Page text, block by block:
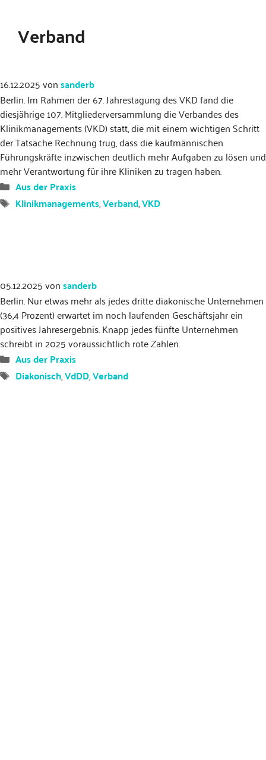
Verband
16.12.2025vonsanderb
Berlin. Im Rahmen der 67. Jahrestagung des VKD fand die
diesjährige 107. Mitgliederversammlung die Verbandes des
Klinikmanagements (VKD) statt, die mit einem wichtigen Schritt
der Tatsache Rechnung trug, dass die kaufmännischen
Führungskräfte inzwischen deutlich mehr Aufgaben zu lösen und
mehr Verantwortung für ihre Kliniken zu tragen haben.
Kategorien
Aus der Praxis
Schlagwörter
Klinikmanagements,Verband,VKD
05.12.2025vonsanderb
Berlin. Nur etwas mehr als jedes dritte diakonische Unternehmen
(36,4 Prozent) erwartet im noch laufenden Geschäftsjahr ein
positives Jahresergebnis. Knapp jedes fünfte Unternehmen
schreibt in 2025 voraussichtlich rote Zahlen.
Kategorien
Aus der Praxis
Schlagwörter
Diakonisch,VdDD,Verband